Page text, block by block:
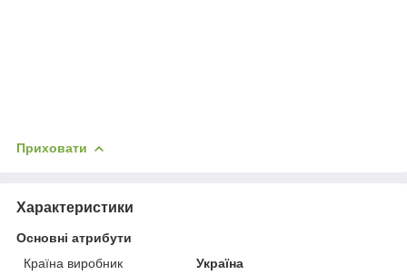
Приховати
Характеристики
Основні атрибути
Країна виробник
Україна